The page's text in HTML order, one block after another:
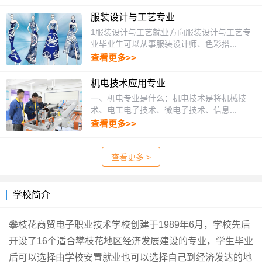
服装设计与工艺专业
1服装设计与工艺就业方向服装设计与工艺专
业毕业生可以从事服装设计师、色彩搭...
查看更多>>
机电技术应用专业
一、机电专业是什么：机电技术是将机械技
术、电工电子技术、微电子技术、信息...
查看更多>>
查看更多 >
学校简介
攀枝花商贸电子职业技术学校创建于1989年6月，学校先后
开设了16个适合攀枝花地区经济发展建设的专业，学生毕业
后可以选择由学校安置就业也可以选择自己到经济发达的地